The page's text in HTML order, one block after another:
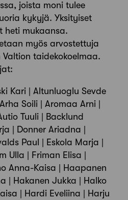
joista moni tulee
kykyjä. Yksityiset
heti mukaansa.
myös arvostettuja
taidekokoelmaa.
Kari | Altunluoglu Sevde
Soili | Aromaa Arni |
Tuuli | Backlund
| Donner Ariadna |
Paul | Eskola Marja |
Ulla | Friman Elisa |
Anna-Kaisa | Haapanen
| Hakanen Jukka | Halko
| Hardi Eveliina | Harju